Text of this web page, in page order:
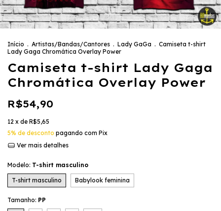
Início . Artistas/Bandas/Cantores . Lady GaGa . Camiseta t-shirt
Lady Gaga Chromática Overlay Power
Camiseta t-shirt Lady Gaga
Chromática Overlay Power
R$54,90
12 x de R$5,65
5% de desconto pagando com Pix
Ver mais detalhes
Modelo: T-shirt masculino
T-shirt masculino Babylook feminina
Tamanho: PP